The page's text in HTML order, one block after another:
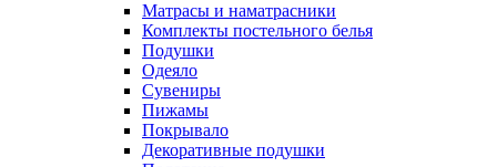
Матрасы и наматрасники
Комплекты постельного белья
Подушки
Одеяло
Сувениры
Пижамы
Покрывало
Декоративные подушки